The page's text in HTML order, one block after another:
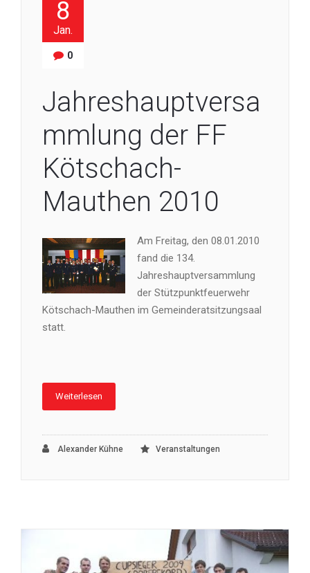
8
Jan.
0
Jahreshauptversa
mmlung der FF
Kötschach-
Mauthen 2010
Am Freitag, den 08.01.2010
fand die 134.
Jahreshauptversammlung
der Stützpunktfeuerwehr
Kötschach-Mauthen im Gemeinderatsitzungsaal
statt.
Weiterlesen
Alexander Kühne Veranstaltungen